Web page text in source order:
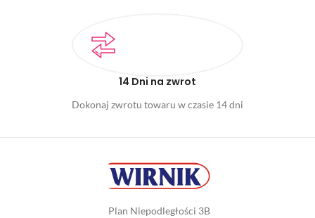
14 Dni na zwrot
Dokonaj zwrotu towaru w czasie 14 dni
Plan Niepodległości 3B